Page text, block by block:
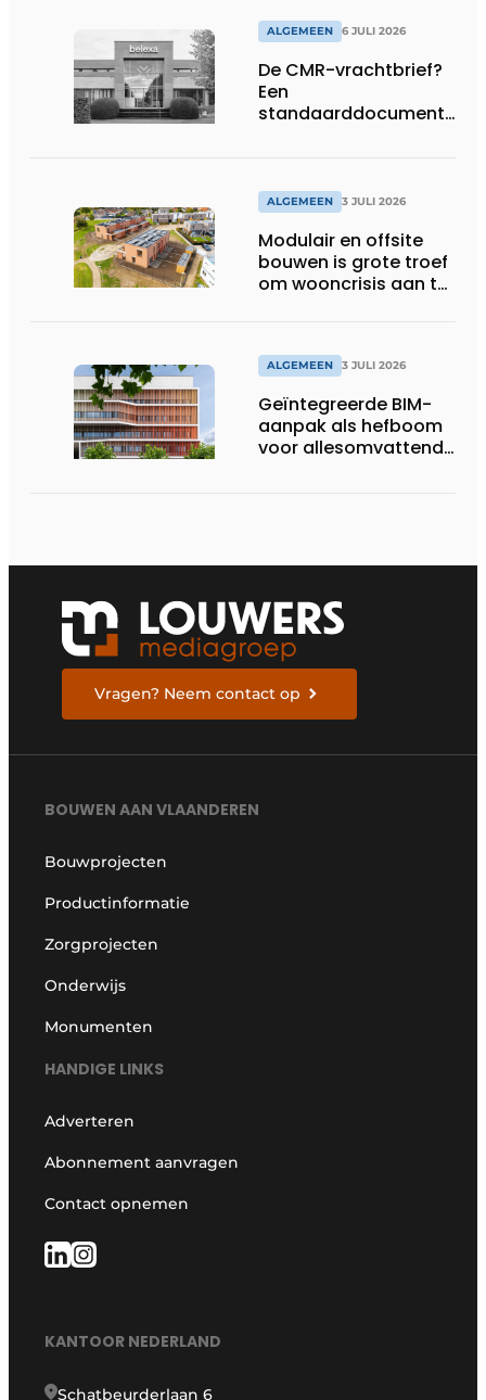
ALGEMEEN 6 JULI 2026
De CMR-vrachtbrief?
Een
standaarddocument
ALGEMEEN 3 JULI 2026
Modulair en offsite
bouwen is grote troef
om wooncrisis aan te
ALGEMEEN 3 JULI 2026
Geïntegreerde BIM-
aanpak als hefboom
voor allesomvattende
Vragen? Neem contact op
BOUWEN AAN VLAANDEREN
Bouwprojecten
Productinformatie
Zorgprojecten
Onderwijs
Monumenten
HANDIGE LINKS
Adverteren
Abonnement aanvragen
Contact opnemen
KANTOOR NEDERLAND
Schatbeurderlaan 6